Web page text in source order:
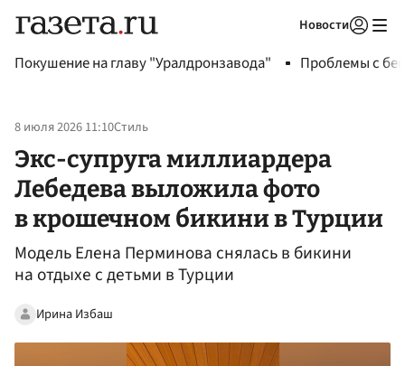
Новости
Покушение на главу "Уралдронзавода" Проблемы с
8 июля 2026 11:10Стиль
Экс-супруга миллиардера
Лебедева выложила фото
в крошечном бикини в Турции
Модель Елена Перминова снялась в бикини
на отдыхе с детьми в Турции
Ирина Избаш